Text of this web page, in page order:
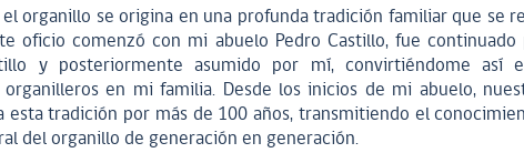
organillo se origina en una profunda tradición familiar que se
oficio comenzó con mi abuelo Pedro Castillo, fue continuado
y posteriormente asumido por mí, convirtiéndome así
organilleros en mi familia. Desde los inicios de mi abuelo,
esta tradición por más de 100 años, transmitiendo el
del organillo de generación en generación.